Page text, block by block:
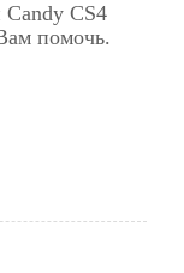
CS4
помочь.